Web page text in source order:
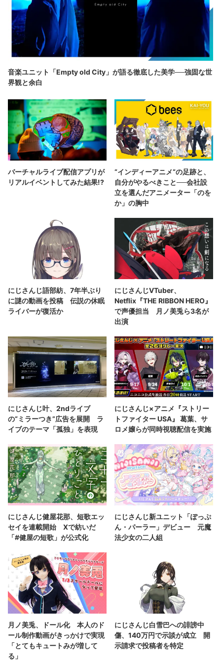
音楽ユニット「Empty old City」が語る徹底した美学──強固な世
界観と余白
バーチャルライブ配信アプリが
リアルイベントしてみた結果!?
“インディーアニメ“の足跡と、
自分がやるべきこと──会社設
立を選んだアニメーター「のを
か」の胸中
にじさんじ語部紡、7年半ぶり
に謎の動画を投稿 伝説の休眠
ライバーが復活か
にじさんじVTuber、
Netflix『THE RIBBON HERO』
で声優担当 月ノ美兎ら3名が
出演
にじさんじ叶、2ndライブ
の“ミラーつき”広告を展開 ラ
イブのテーマ「孤独」を表現
にじさんじ×アニメ『ストリー
トファイター USA』 葛葉、サ
ロメ嬢らが同時視聴配信を実施
にじさんじ健屋花那、短歌エッ
セイを連載開始 Xで紡いだ
「#健屋の短歌」が公式化
にじさんじ新ユニット「ぽっぷ
ん・パーラー」デビュー 元魔
法少女の二人組
月ノ美兎、ドール化 本人のド
ール制作動画がきっかけで実現
「とてもキュートみが増して
る」
にじさんじ白雪巴への誹謗中
傷、140万円で示談が成立 開
示請求で投稿者を特定